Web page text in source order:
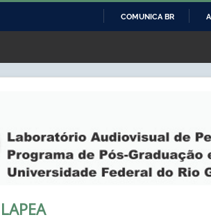
O
CONTEÚDO
COMUNICA BR
LAPEA